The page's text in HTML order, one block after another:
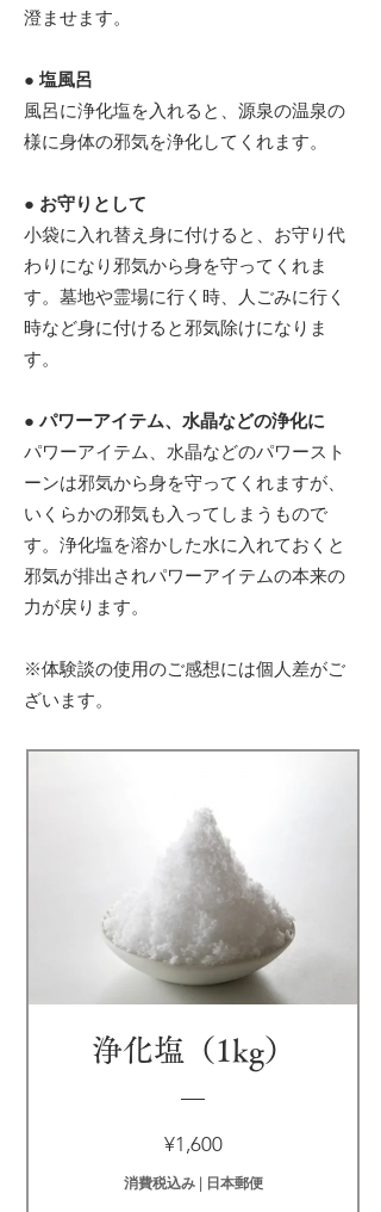
澄ませます。
● 塩風呂
風呂に浄化塩を入れると、源泉の温泉の
様に身体の邪気を浄化してくれます。
● お守りとして
小袋に入れ替え身に付けると、お守り代
わりになり邪気から身を守ってくれま
す。墓地や霊場に行く時、人ごみに行く
時など身に付けると邪気除けになりま
す。
● パワーアイテム、水晶などの浄化に
パワーアイテム、水晶などのパワースト
ーンは邪気から身を守ってくれますが、
いくらかの邪気も入ってしまうもので
す。浄化塩を溶かした水に入れておくと
邪気が排出されパワーアイテムの本来の
力が戻ります。
※体験談の使用のご感想には個人差がご
ざいます。
浄化塩（1kg）
¥1,600価
格
消費税込み| 日本郵便